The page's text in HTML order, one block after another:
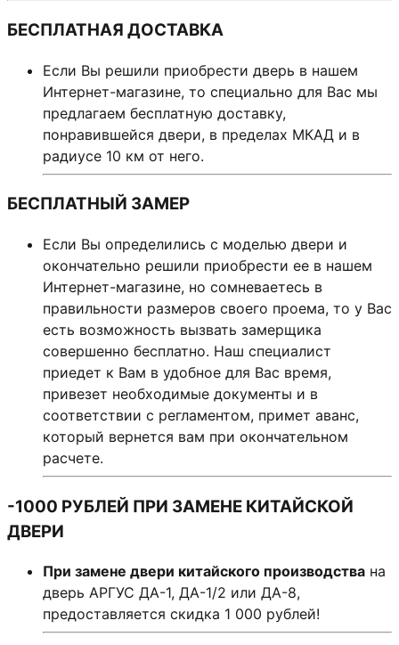
БЕСПЛАТНАЯ ДОСТАВКА
Если Вы решили приобрести дверь в нашем
Интернет-магазине, то специально для Вас мы
предлагаем бесплатную доставку,
понравившейся двери, в пределах МКАД и в
радиусе 10 км от него.
БЕСПЛАТНЫЙ ЗАМЕР
Если Вы определились с моделью двери и
окончательно решили приобрести ее в нашем
Интернет-магазине, но сомневаетесь в
правильности размеров своего проема, то у Вас
есть возможность вызвать замерщика
совершенно бесплатно. Наш специалист
приедет к Вам в удобное для Вас время,
привезет необходимые документы и в
соответствии с регламентом, примет аванс,
который вернется вам при окончательном
расчете.
-1000 РУБЛЕЙ ПРИ ЗАМЕНЕ КИТАЙСКОЙ
ДВЕРИ
При замене двери китайского производства на
дверь АРГУС ДА-1, ДА-1/2 или ДА-8,
предоставляется скидка 1 000 рублей!